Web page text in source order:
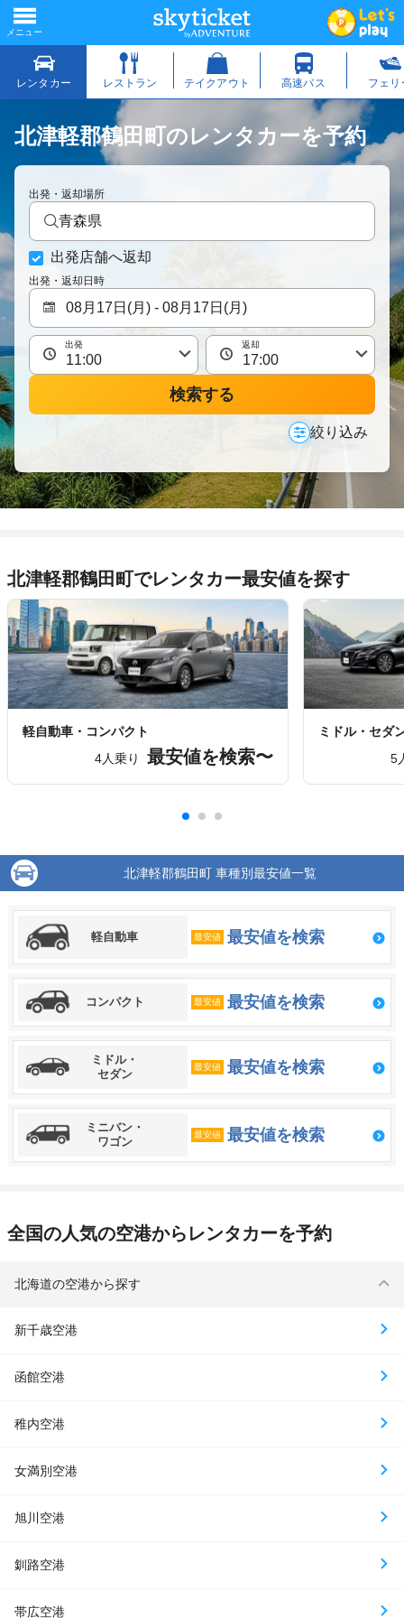
北津軽郡鶴田町のレンタカーを予約
出発・返却場所
青森県
出発店舗へ返却
出発・返却日時
出発 返却
検索する
絞り込み
北津軽郡鶴田町でレンタカー最安値を探す
軽自動車・コンパクト
4人乗り
最安値を検索〜
ミドル・セダ
5
北津軽郡鶴田町 車種別最安値一覧
軽自動車 最安値 最安値を検索
コンパクト 最安値 最安値を検索
ミドル・
セダン
最安値 最安値を検索
ミニバン・
ワゴン
最安値 最安値を検索
全国の人気の空港からレンタカーを予約
北海道の空港から探す
新千歳空港
函館空港
稚内空港
女満別空港
旭川空港
釧路空港
帯広空港